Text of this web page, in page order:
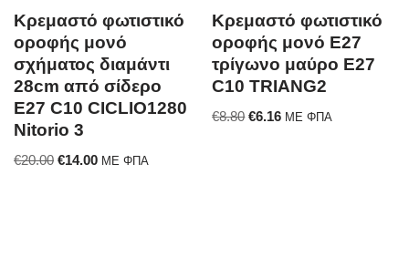
Κρεμαστό φωτιστικό
οροφής μονό
σχήματος διαμάντι
28cm από σίδερο
E27 C10 CICLIO1280
Nitorio 3
€20.00 €14.00 ΜΕ ΦΠΑ
Κρεμαστό φωτιστικό
οροφής μονό E27
τρίγωνο μαύρο E27
C10 TRIANG2
€8.80 €6.16 ΜΕ ΦΠΑ